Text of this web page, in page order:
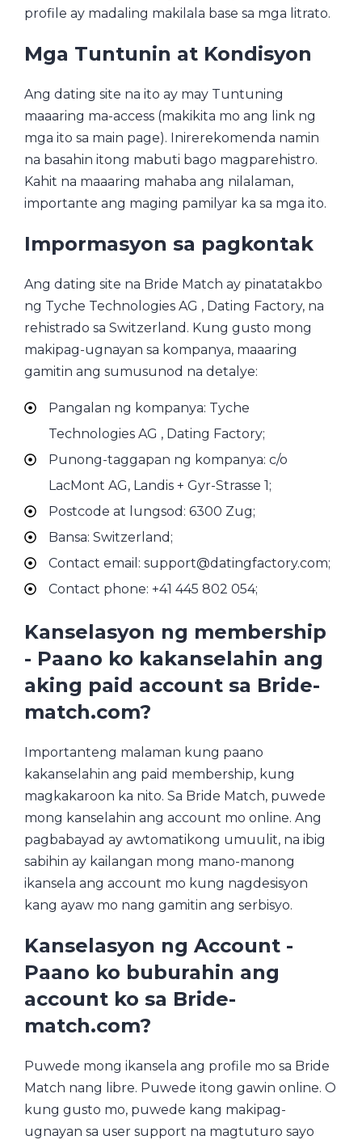
profile ay madaling makilala base sa mga litrato.
Mga Tuntunin at Kondisyon
Ang dating site na ito ay may Tuntuning
maaaring ma-access (makikita mo ang link ng
mga ito sa main page). Inirerekomenda namin
na basahin itong mabuti bago magparehistro.
Kahit na maaaring mahaba ang nilalaman,
importante ang maging pamilyar ka sa mga ito.
Impormasyon sa pagkontak
Ang dating site na Bride Match ay pinatatakbo
ng Tyche Technologies AG , Dating Factory, na
rehistrado sa Switzerland. Kung gusto mong
makipag-ugnayan sa kompanya, maaaring
gamitin ang sumusunod na detalye:
Pangalan ng kompanya: Tyche
Technologies AG , Dating Factory;
Punong-taggapan ng kompanya: c/o
LacMont AG, Landis + Gyr-Strasse 1;
Postcode at lungsod: 6300 Zug;
Bansa: Switzerland;
Contact email: support@datingfactory.com;
Contact phone: +41 445 802 054;
Kanselasyon ng membership
- Paano ko kakanselahin ang
aking paid account sa Bride-
match.com?
Importanteng malaman kung paano
kakanselahin ang paid membership, kung
magkakaroon ka nito. Sa Bride Match, puwede
mong kanselahin ang account mo online. Ang
pagbabayad ay awtomatikong umuulit, na ibig
sabihin ay kailangan mong mano-manong
ikansela ang account mo kung nagdesisyon
kang ayaw mo nang gamitin ang serbisyo.
Kanselasyon ng Account -
Paano ko buburahin ang
account ko sa Bride-
match.com?
Puwede mong ikansela ang profile mo sa Bride
Match nang libre. Puwede itong gawin online. O
kung gusto mo, puwede kang makipag-
ugnayan sa user support na magtuturo sayo